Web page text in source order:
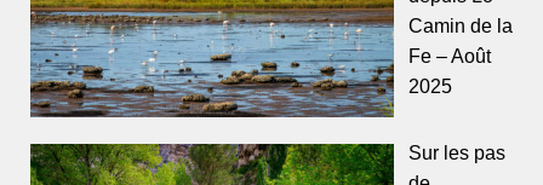
Camin de la
Fe – Août
2025
Sur les pas